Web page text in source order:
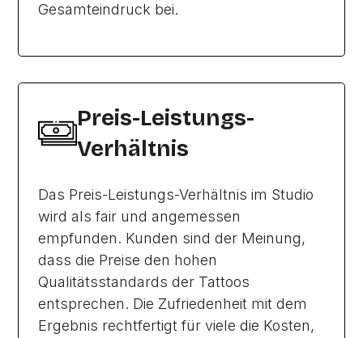
Gesamteindruck bei.
Preis-Leistungs-
Verhältnis
Das Preis-Leistungs-Verhältnis im Studio
wird als fair und angemessen
empfunden. Kunden sind der Meinung,
dass die Preise den hohen
Qualitätsstandards der Tattoos
entsprechen. Die Zufriedenheit mit dem
Ergebnis rechtfertigt für viele die Kosten,